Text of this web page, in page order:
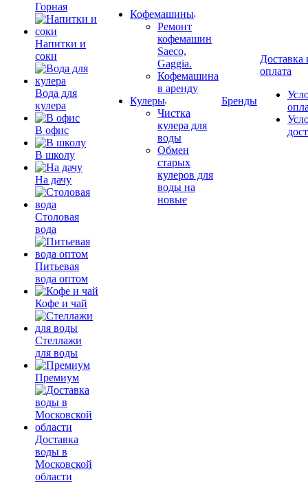
Горная
Напитки и
соки
Вода для
кулера
В офис
В школу
На дачу
Столовая
вода
Питьевая
вода оптом
Кофе и чай
Стеллажи
для воды
Премиум
Доставка
воды в
Московской
области
Кофемашины
Ремонт
кофемашин
Saeco,
Gaggia.
Кофемашина
в аренду
Кулеры
Чистка
кулера для
воды
Обмен
старых
кулеров для
воды на
новые
Бренды
Доставка
оплата